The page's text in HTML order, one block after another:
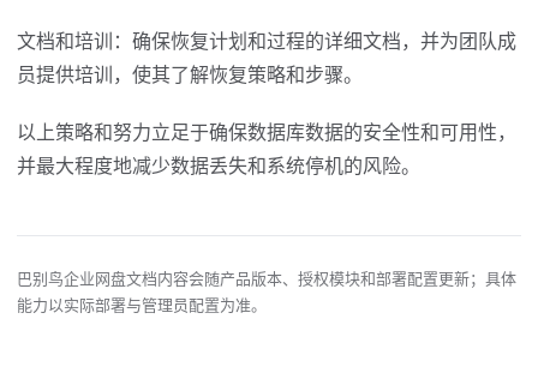
文档和培训：确保恢复计划和过程的详细文档，并为团队成
员提供培训，使其了解恢复策略和步骤。
以上策略和努力立足于确保数据库数据的安全性和可用性，
并最大程度地减少数据丢失和系统停机的风险。
巴别鸟企业网盘文档内容会随产品版本、授权模块和部署配置更新；具体
能力以实际部署与管理员配置为准。